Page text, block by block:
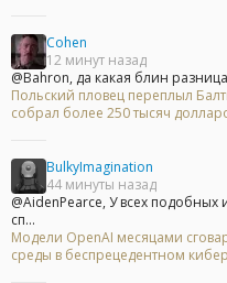
Cohen
12 минут назад
@Bahron, да какая блин
Польский пловец переплыл
собрал более 250 тысяч
BulkyImagination
44 минуты назад
@AidenPearce, У всех подобных
сп...
Модели OpenAI месяцами
среды в беспрецедентном